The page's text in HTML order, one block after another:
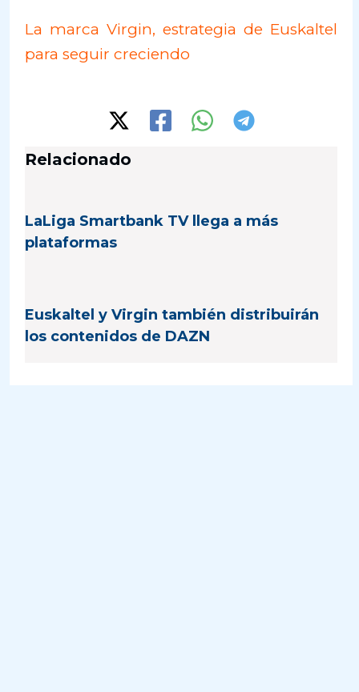
La marca Virgin, estrategia de Euskaltel
para seguir creciendo
Relacionado
LaLiga Smartbank TV llega a más
plataformas
Euskaltel y Virgin también distribuirán
los contenidos de DAZN